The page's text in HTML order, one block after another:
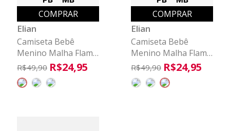
COMPRAR
Elian
Camiseta Bebê
Menino Malha Flamê
Listrada Elian Branco
R$49,90 R$24,95
COMPRAR
Elian
Camiseta Bebê
Menino Malha Flamê
Listrada Elian
Vermelho
R$49,90 R$24,95